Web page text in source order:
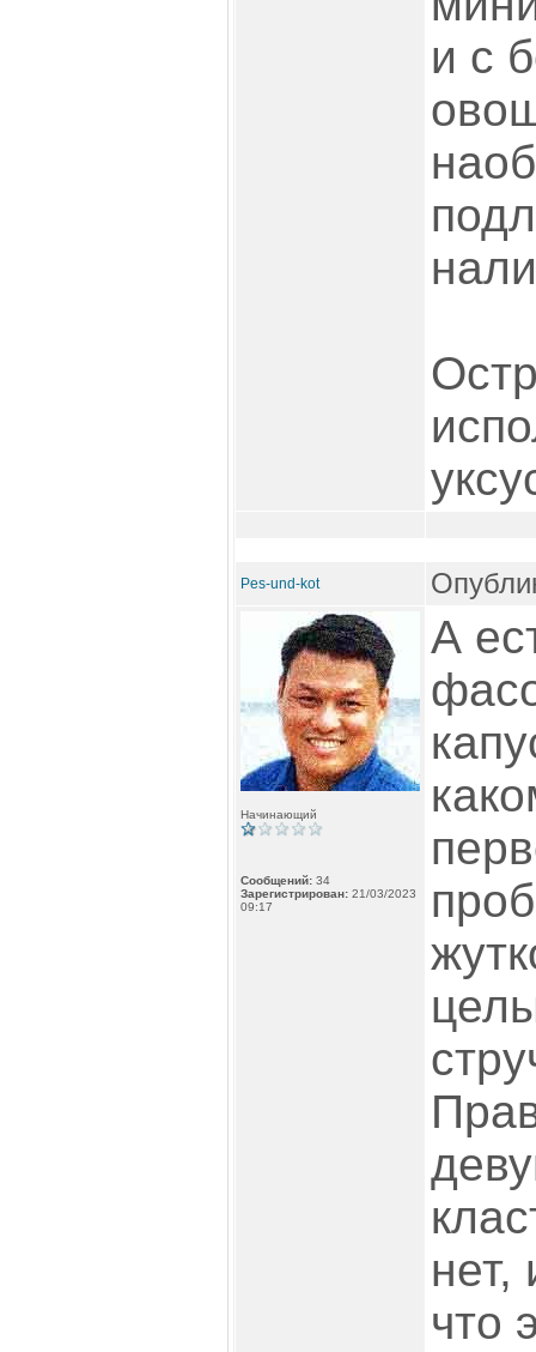
и с
Pes-und-kot
Начинающий
Сообщений: 34
Зарегистрирован: 21/03/2023
09:17
А
нет,
что